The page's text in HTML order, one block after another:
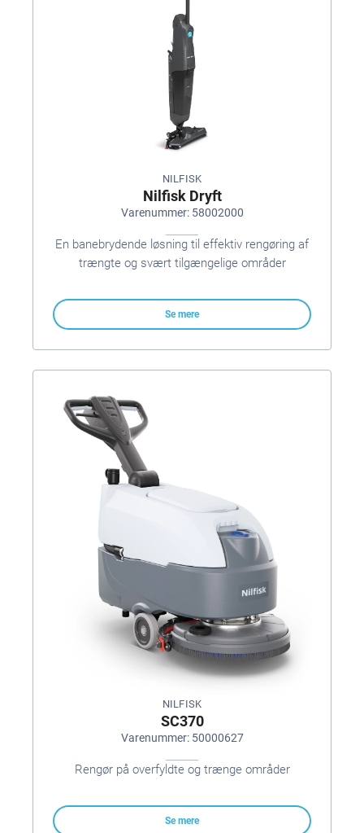
NILFISK
Nilfisk Dryft
Varenummer: 58002000
En banebrydende løsning til effektiv rengøring af
trængte og svært tilgængelige områder
Se mere
NILFISK
SC370
Varenummer: 50000627
Rengør på overfyldte og trænge områder
Se mere